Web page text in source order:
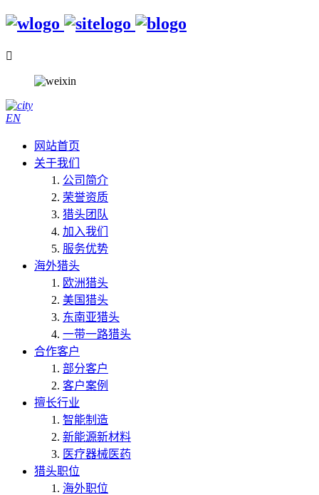

EN
网站首页
关于我们
公司简介
荣誉资质
猎头团队
加入我们
服务优势
海外猎头
欧洲猎头
美国猎头
东南亚猎头
一带一路猎头
合作客户
部分客户
客户案例
擅长行业
智能制造
新能源新材料
医疗器械医药
猎头职位
海外职位